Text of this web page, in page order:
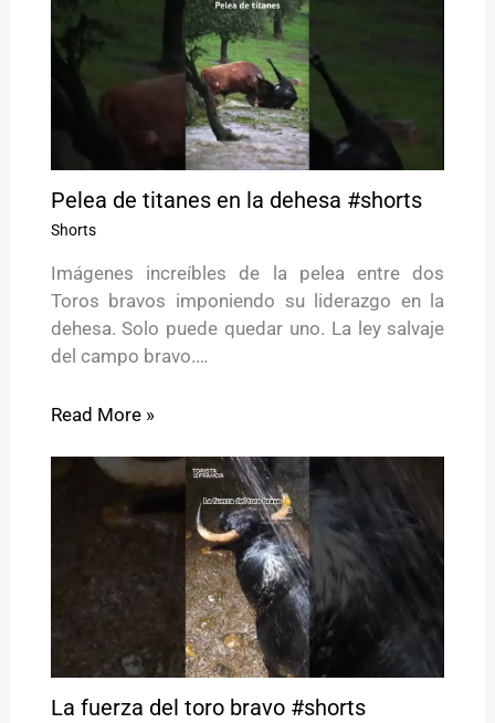
Pelea de titanes en la dehesa #shorts
Shorts
Imágenes increíbles de la pelea entre dos
Toros bravos imponiendo su liderazgo en la
dehesa. Solo puede quedar uno. La ley salvaje
del campo bravo.…
Read More »
La fuerza del toro bravo #shorts